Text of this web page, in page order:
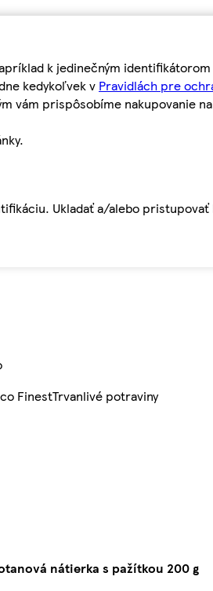
k jedinečným
kedykoľvek v Pravidlách pre
vám prispôsobíme nakupovanie
Ukladať a/alebo
FinestTrvanlivé potraviny
nátierka s pažítkou 200 g